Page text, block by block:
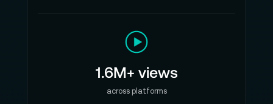
1.6M+ views
across platforms